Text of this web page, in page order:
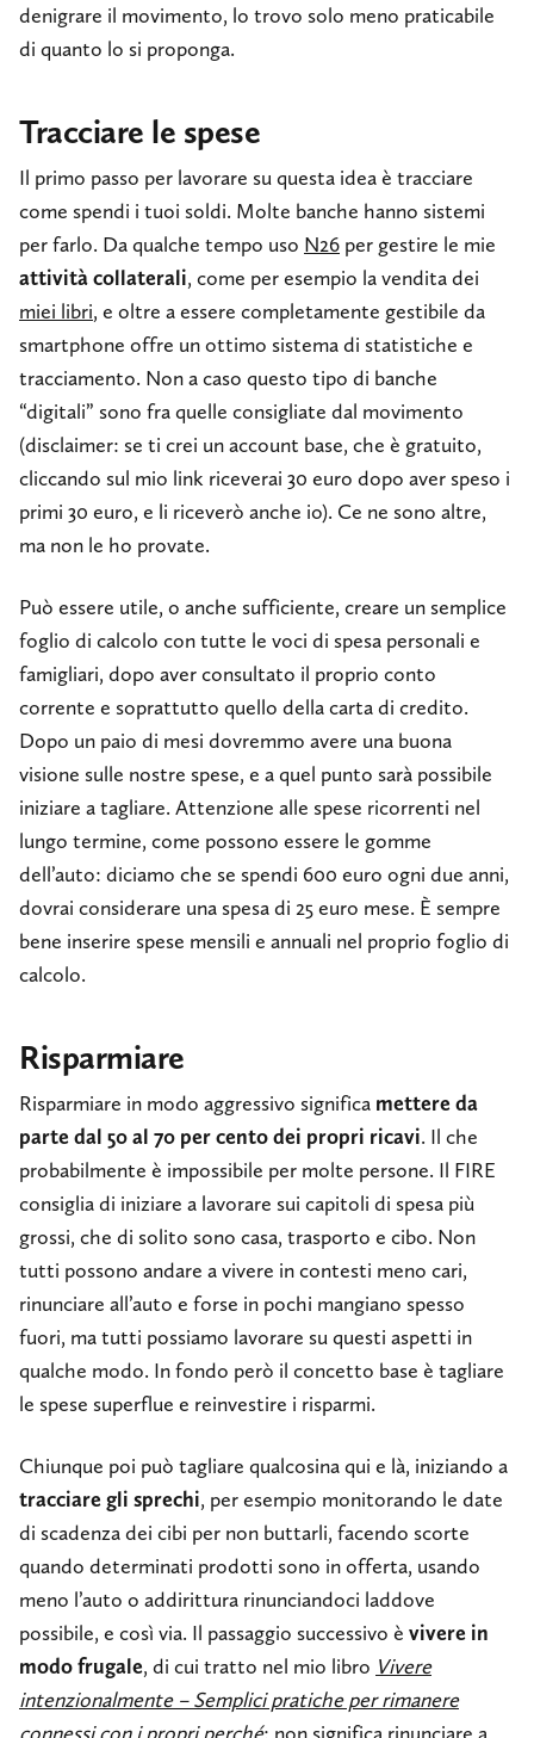
denigrare il movimento, lo trovo solo meno praticabile
di quanto lo si proponga.
Tracciare le spese
Il primo passo per lavorare su questa idea è tracciare
come spendi i tuoi soldi. Molte banche hanno sistemi
per farlo. Da qualche tempo uso N26 per gestire le mie
attività collaterali, come per esempio la vendita dei
miei libri, e oltre a essere completamente gestibile da
smartphone offre un ottimo sistema di statistiche e
tracciamento. Non a caso questo tipo di banche
“digitali” sono fra quelle consigliate dal movimento
(disclaimer: se ti crei un account base, che è gratuito,
cliccando sul mio link riceverai 30 euro dopo aver speso i
primi 30 euro, e li riceverò anche io). Ce ne sono altre,
ma non le ho provate.
Può essere utile, o anche sufficiente, creare un semplice
foglio di calcolo con tutte le voci di spesa personali e
famigliari, dopo aver consultato il proprio conto
corrente e soprattutto quello della carta di credito.
Dopo un paio di mesi dovremmo avere una buona
visione sulle nostre spese, e a quel punto sarà possibile
iniziare a tagliare. Attenzione alle spese ricorrenti nel
lungo termine, come possono essere le gomme
dell’auto: diciamo che se spendi 600 euro ogni due anni,
dovrai considerare una spesa di 25 euro mese. È sempre
bene inserire spese mensili e annuali nel proprio foglio di
calcolo.
Risparmiare
Risparmiare in modo aggressivo significa mettere da
parte dal 50 al 70 per cento dei propri ricavi. Il che
probabilmente è impossibile per molte persone. Il FIRE
consiglia di iniziare a lavorare sui capitoli di spesa più
grossi, che di solito sono casa, trasporto e cibo. Non
tutti possono andare a vivere in contesti meno cari,
rinunciare all’auto e forse in pochi mangiano spesso
fuori, ma tutti possiamo lavorare su questi aspetti in
qualche modo. In fondo però il concetto base è tagliare
le spese superflue e reinvestire i risparmi.
Chiunque poi può tagliare qualcosina qui e là, iniziando a
tracciare gli sprechi, per esempio monitorando le date
di scadenza dei cibi per non buttarli, facendo scorte
quando determinati prodotti sono in offerta, usando
meno l’auto o addirittura rinunciandoci laddove
possibile, e così via. Il passaggio successivo è vivere in
modo frugale, di cui tratto nel mio libro Vivere
intenzionalmente – Semplici pratiche per rimanere
connessi con i propri perché: non significa rinunciare a